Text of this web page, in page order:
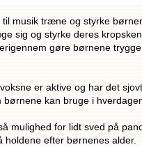
musik træne og styrke
sig og styrke deres
gøre børnene
er aktive og har det
kan bruge i
mulighed for lidt sved på
holdene efter børnenes alder.